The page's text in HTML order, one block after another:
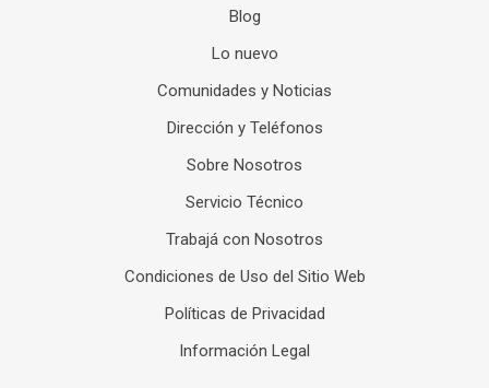
Blog
Lo nuevo
Comunidades y Noticias
Dirección y Teléfonos
Sobre Nosotros
Servicio Técnico
Trabajá con Nosotros
Condiciones de Uso del Sitio Web
Políticas de Privacidad
Información Legal